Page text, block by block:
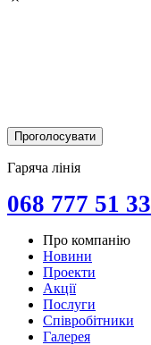
Гаряча лінія
068 777 51 33
Про компанію
Новини
Проекти
Акції
Послуги
Співробітники
Галерея